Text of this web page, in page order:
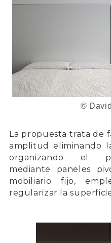
©
La propuesta trata de
amplitud eliminando
organizando el
mediante paneles
mobiliario fijo,
regularizar la